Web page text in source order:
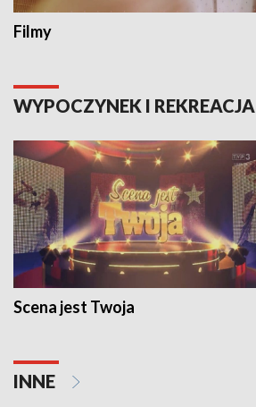
Filmy
WYPOCZYNEK I REKREACJA
Scena jest Twoja
INNE